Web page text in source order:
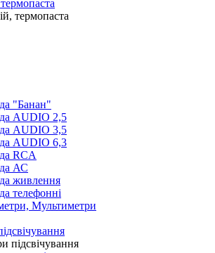
термопаста
"Банан"
AUDIO 2,5
AUDIO 3,5
AUDIO 6,3
RCA
АС
живлення
телефонні
Мультиметри
підсвічування